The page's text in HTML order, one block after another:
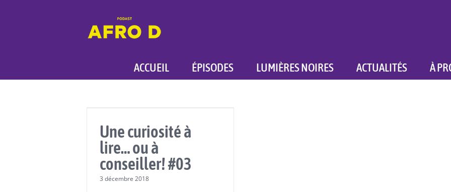
ACCUEIL ÉPISODES LUMIÈRES NOIRES ACTUALITÉS À
Une curiosité à
lire… ou à
conseiller! #03
3 décembre 2018